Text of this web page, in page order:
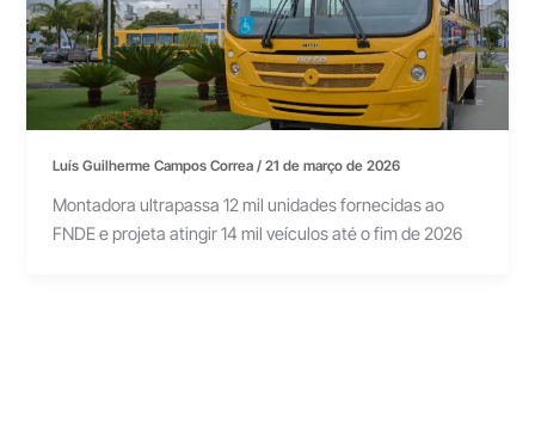
Luís Guilherme Campos Correa/21 de março de 2026
Montadora ultrapassa 12 mil unidades fornecidas ao
FNDE e projeta atingir 14 mil veículos até o fim de 2026